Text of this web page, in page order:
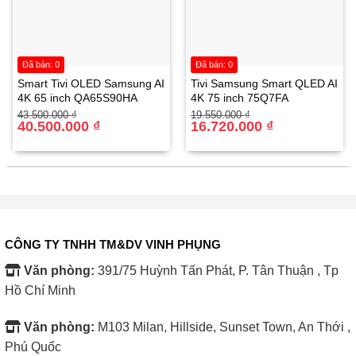
thực phẩm duy trì độ tươi ngon đến bảy ngày. Kết quả thực
tế phụ thuộc loại thực phẩm, cách đóng gói và số lần mở
cửa.
Rau củ nên được phân loại, loại bỏ phần hư hỏng và để
ráo trước khi bảo quản. Thịt cá cùng thức ăn đã chế biến
Smart Tivi OLED Samsung AI
4K 65 inch QA65S90HA
43.500.000₫
Giá
gốc
là:
40.500.000 ₫
Giá
hiện
tại
40.500.000 ₫.
Đã bán: 0
Tivi Samsung Smart QLED AI
4K 75 inch 75Q7FA
19.550.000₫
Giá
gốc
là:
16.720.000 ₫
Giá
hiện
tại
16.720.000 ₫.
Đã bán: 0
CÔNG TY TNHH TM&DV VINH PHỤNG
Văn phòng: 391/75 Huỳnh Tấn Phát, P. Tân Thuận , Tp
Hồ Chí Minh
Văn phòng: M103 Milan, Hillside, Sunset Town, An Thới ,
Phú Quốc